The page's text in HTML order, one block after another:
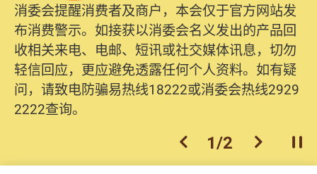
消委会提醒消费者及商户，本会仅于官方网站发
布消费警示。如接获以消委会名义发出的产品回
收相关来电、电邮、短讯或社交媒体讯息，切勿
轻信回应，更应避免透露任何个人资料。如有疑
问，请致电防骗易热线18222或消委会热线2929
2222查询。
上一个
1/2 下一个开